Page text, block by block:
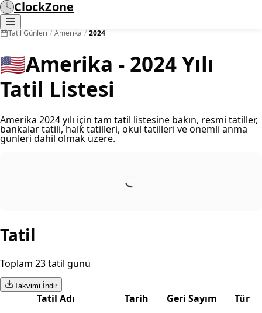
ClockZone
Tatil Günleri / Amerika / 2024
🇺🇸Amerika - 2024 Yılı
Tatil Listesi
Amerika 2024 yılı için tam tatil listesine bakın, resmi tatiller,
bankalar tatili, halk tatilleri, okul tatilleri ve önemli anma
günleri dahil olmak üzere.
Tatil
Toplam 23 tatil günü
Takvimi İndir
Tatil Adı Tarih Geri Sayım Tür